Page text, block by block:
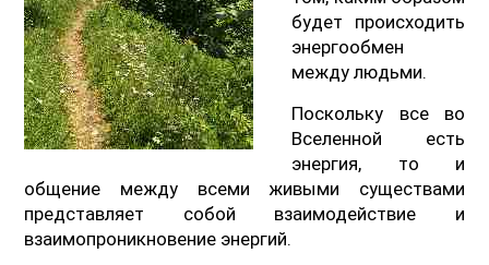
будет происходить
энергообмен
между людьми.
Поскольку все во
Вселенной есть
энергия, то и
общение между всеми живыми существами
представляет собой взаимодействие и
взаимопроникновение энергий.